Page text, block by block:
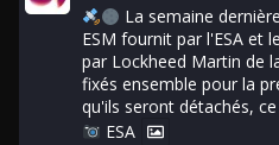
La semaine
ESM fournit par l'ESA et
par Lockheed Martin de
fixés ensemble pour la
qu'ils seront détachés,
ESA